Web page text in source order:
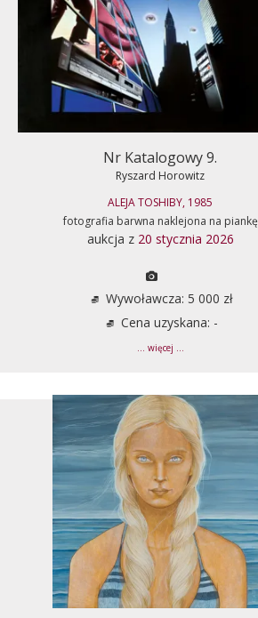
Nr Katalogowy 9.
Ryszard Horowitz
ALEJA TOSHIBY, 1985
fotografia barwna naklejona na piankę
aukcja z 20 stycznia 2026
Wywoławcza: 5 000 zł
Cena uzyskana: -
... więcej ...